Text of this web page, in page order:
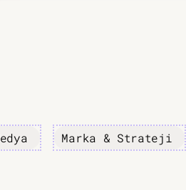
Marka & Strateji